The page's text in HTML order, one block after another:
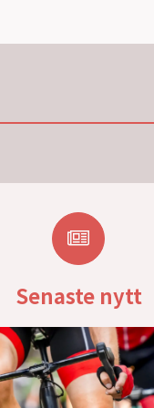
Senaste nytt